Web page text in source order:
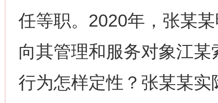
任等职。2020年，张某
向其管理和服务对象江
行为怎样定性？张某某